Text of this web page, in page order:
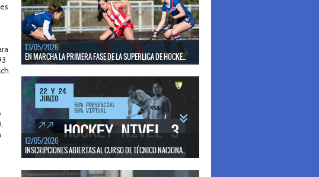
LEER MÁS
13/05/2026
EN MARCHA LA PRIMERA FASE DE LA SUPERLIGA DE HOCKE...
durante 5 días en todo el territorio nacional
LEER MÁS
12/05/2026
INSCRIPCIONES ABIERTAS AL CURSO DE TÉCNICO NACIONA...